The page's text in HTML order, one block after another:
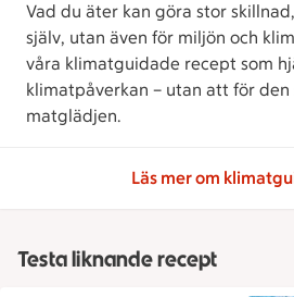
Vad du äter kan göra stor
själv, utan även för miljön och
våra klimatguidade recept som
klimatpåverkan – utan att för den
matglädjen.
Läs mer om
Testa liknande recept